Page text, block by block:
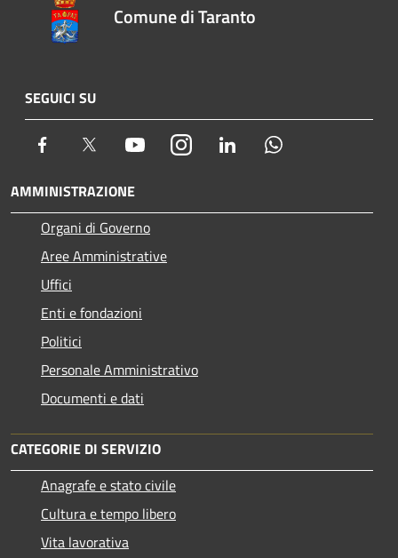
Comune di Taranto
SEGUICI SU
Facebook Twitter YoutubeInstagram LinkedIn
AMMINISTRAZIONE
Organi di Governo
Aree Amministrative
Uffici
Enti e fondazioni
Politici
Personale Amministrativo
Documenti e dati
CATEGORIE DI SERVIZIO
Anagrafe e stato civile
Cultura e tempo libero
Vita lavorativa